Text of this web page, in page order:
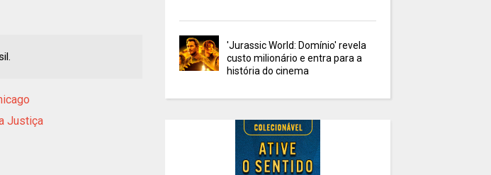
Justiça
'Jurassic World: Domínio' revela
custo milionário e entra para a
história do cinema